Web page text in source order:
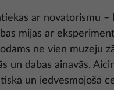
ar novatorismu –
mijas ar
ne vien muzeju
un dabas ainavās.
un iedvesmojošā